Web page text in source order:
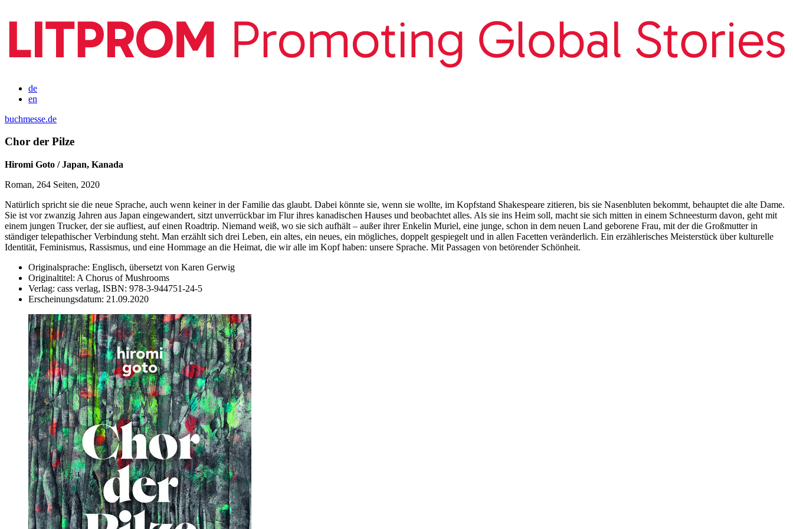
de
en
buchmesse.de
Chor der Pilze
Hiromi Goto / Japan, Kanada
Roman, 264 Seiten, 2020
Natürlich spricht sie die neue Sprache, auch wenn keiner in der Familie das glaubt. Dabei könnte sie, wenn sie wollte, im Kopfstand Shakespeare zitieren, bis sie Nasenbluten bekommt, behauptet die alte Dame.
Sie ist vor zwanzig Jahren aus Japan eingewandert, sitzt unverrückbar im Flur ihres kanadischen Hauses und beobachtet alles. Als sie ins Heim soll, macht sie sich mitten in einem Schneesturm davon, geht mit
einem jungen Trucker, der sie aufliest, auf einen Roadtrip. Niemand weiß, wo sie sich aufhält – außer ihrer Enkelin Muriel, eine junge, schon in dem neuen Land geborene Frau, mit der die Großmutter in
ständiger telepathischer Verbindung steht. Man erzählt sich drei Leben, ein altes, ein neues, ein mögliches, doppelt gespiegelt und in allen Facetten veränderlich. Ein erzählerisches Meisterstück über kulturelle
Identität, Feminismus, Rassismus, und eine Hommage an die Heimat, die wir alle im Kopf haben: unsere Sprache. Mit Passagen von betörender Schönheit.
Originalsprache: Englisch, übersetzt von Karen Gerwig
Originaltitel: A Chorus of Mushrooms
Verlag: cass verlag, ISBN: 978-3-944751-24-5
Erscheinungsdatum: 21.09.2020